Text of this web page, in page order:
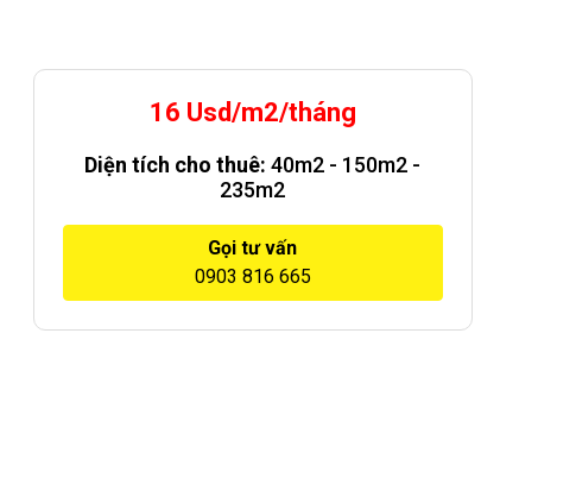
16 Usd/m2/tháng
Diện tích cho thuê:40m2 - 150m2 -
235m2
Gọi tư vấn
0903 816 665